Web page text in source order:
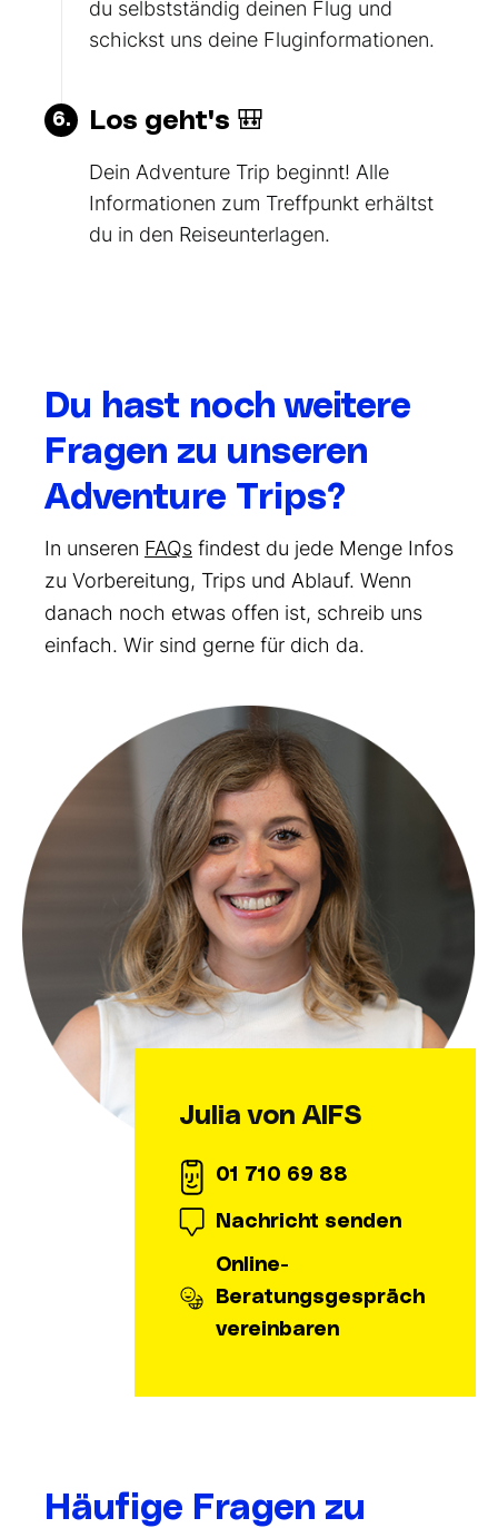
du selbstständig deinen Flug und
schickst uns deine Fluginformationen.
6. Los geht's 🎒
Dein Adventure Trip beginnt! Alle
Informationen zum Treffpunkt erhältst
du in den Reiseunterlagen.
Du hast noch weitere
Fragen zu unseren
Adventure Trips?
In unseren FAQs findest du jede Menge Infos
zu Vorbereitung, Trips und Ablauf. Wenn
danach noch etwas offen ist, schreib uns
einfach. Wir sind gerne für dich da.
Julia von AIFS
01 710 69 88
Nachricht senden
Online-
Beratungsgespräch
vereinbaren
Häufige Fragen zu